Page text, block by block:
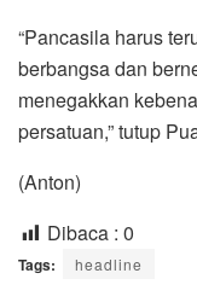
“Pancasila harus
berbangsa dan
menegakkan
persatuan,” tutup
(Anton)
Dibaca : 0
Tags: headline